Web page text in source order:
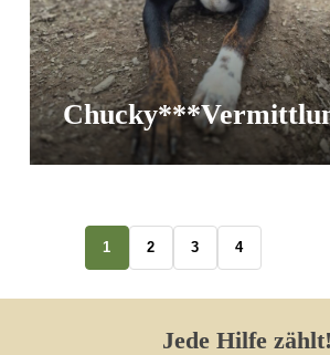
1 2 3 4
Jede Hilfe zählt!